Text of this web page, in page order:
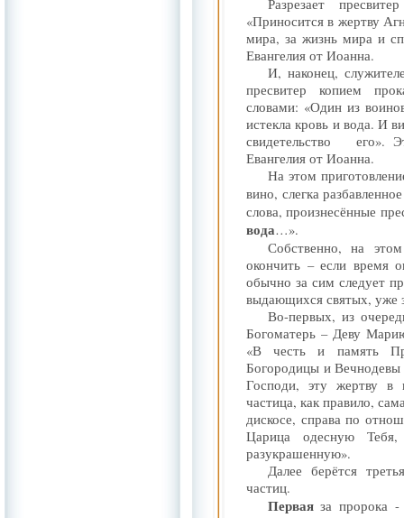
Разрезает
«Приносится в жертву
мира, за жизнь мира и
Евангелия от Иоанна.
И, наконец,
пресвитер копием
словами: «Один из
истекла кровь и вода. И
свидетельство
его».
Евангелия от Иоанна.
На этом
вино, слегка
слова, произнесённые
вода…».
Собственно, на
окончить – если время
обычно за сим следует
выдающихся святых, уже
Во-первых, из
Богоматерь – Деву
«В честь и память
Богородицы и Вечнодевы
Господи, эту жертву в
частица, как правило,
дискосе, справа по
Царица одесную
разукрашенную».
Далее берётся
частиц.
Перваяза пророка -